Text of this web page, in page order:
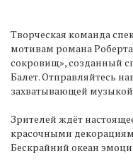
Творческая команда
мотивам романа
сокровищ», созданный
Балет. Отправляйтесь
захватывающей
Зрителей ждёт
красочными
Бескрайний океан